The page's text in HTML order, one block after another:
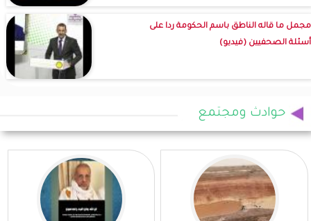
مجمل ما قاله الناطق باسم الحكومة ردا على
أسئلة الصحفيين (فيديو)
حوادث ومجتمع